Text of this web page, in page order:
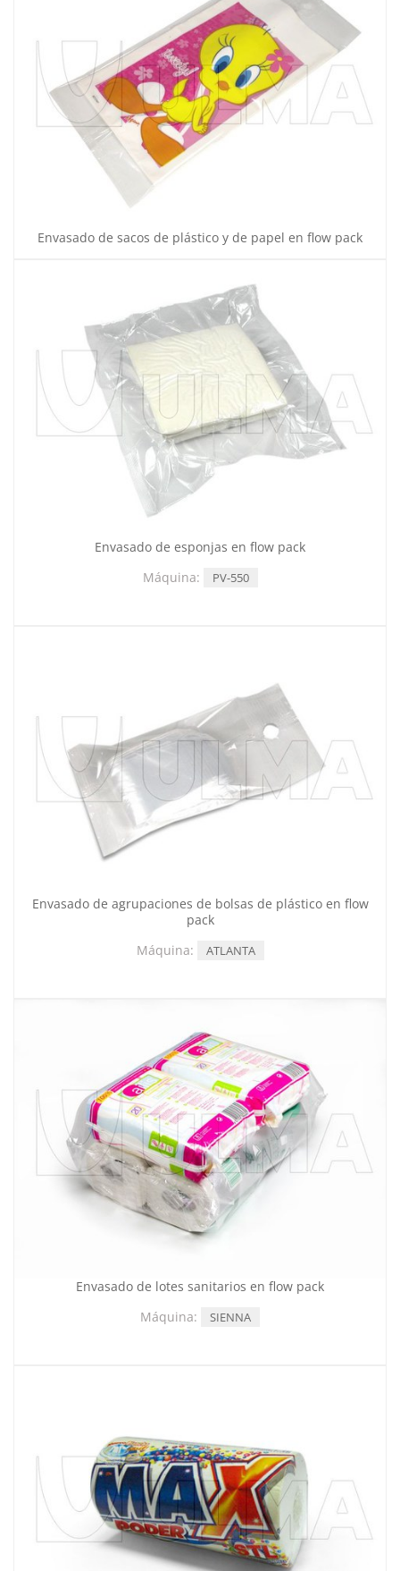
Envasado de sacos de plástico y de papel en flow pack
Envasado de esponjas en flow pack
Máquina:
PV-550
Envasado de agrupaciones de bolsas de plástico en flow
pack
Máquina:
ATLANTA
Envasado de lotes sanitarios en flow pack
Máquina:
SIENNA